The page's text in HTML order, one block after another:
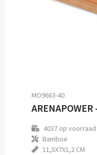
MO9663-40
4037op voorraad
Bamboe
11,5X7X1,2 CM